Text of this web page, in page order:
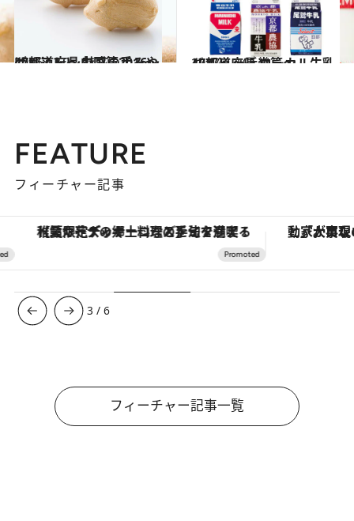
2016.12.2
47都道府県 魅惑の手みやげリスト ～中国篇2016～
グルメ 2017.7.24
47都道府県 ローカル牛乳リスト ～近畿篇～
グルメ
FEATURE
フィーチャー記事
【夏限定ディナーコース】旬を迎える稚鮎や花ズッキーニなどをイタリア・トスカーナの郷土料理の手法で満喫！
3 /6
フィーチャー記事一覧